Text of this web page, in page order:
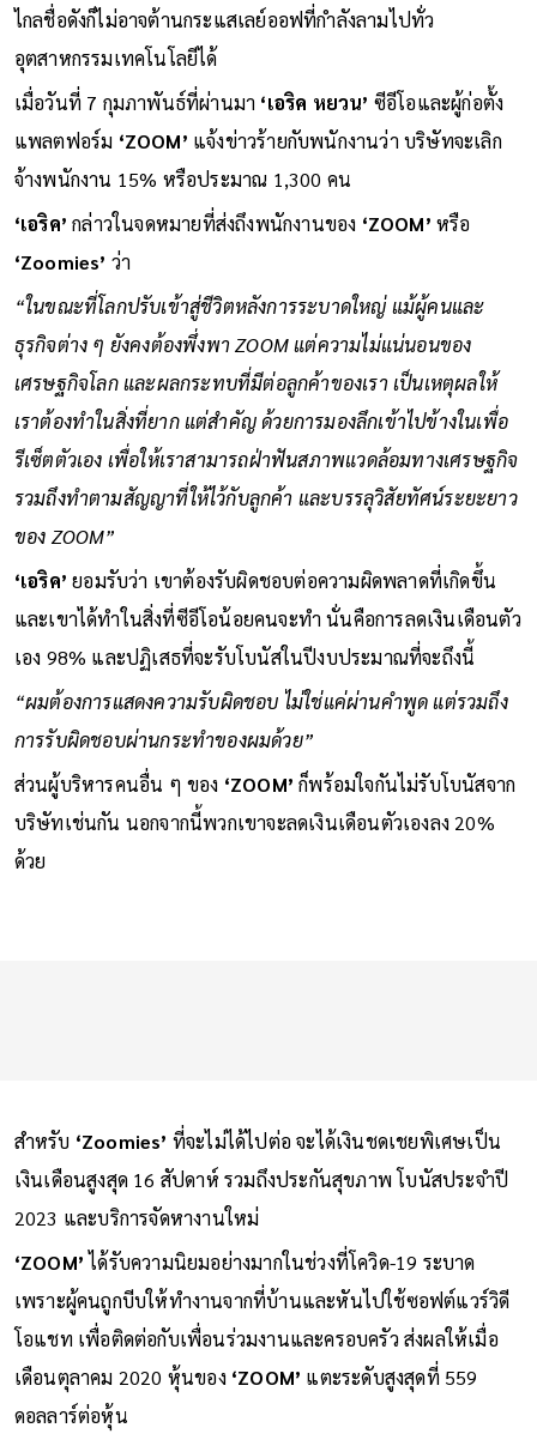
ไกลชื่อดังก็ไม่อาจต้านกระแสเลย์ออฟที่กำลังลามไปทั่ว
อุตสาหกรรมเทคโนโลยีได้
เมื่อวันที่ 7 กุมภาพันธ์ที่ผ่านมา ‘เอริค หยวน’ ซีอีโอและผู้ก่อตั้ง
แพลตฟอร์ม ‘ZOOM’ แจ้งข่าวร้ายกับพนักงานว่า บริษัทจะเลิก
จ้างพนักงาน 15% หรือประมาณ 1,300 คน
‘เอริค’ กล่าวในจดหมายที่ส่งถึงพนักงานของ ‘ZOOM’หรือ
‘Zoomies’ ว่า
“ในขณะที่โลกปรับเข้าสู่ชีวิตหลังการระบาดใหญ่ แม้ผู้คนและ
ธุรกิจต่าง ๆ ยังคงต้องพึ่งพา ZOOM แต่ความไม่แน่นอนของ
เศรษฐกิจโลก และผลกระทบที่มีต่อลูกค้าของเรา เป็นเหตุผลให้
เราต้องทำในสิ่งที่ยาก แต่สำคัญ ด้วยการมองลึกเข้าไปข้างในเพื่อ
รีเซ็ตตัวเอง เพื่อให้เราสามารถฝ่าฟันสภาพแวดล้อมทางเศรษฐกิจ
รวมถึงทำตามสัญญาที่ให้ไว้กับลูกค้า และบรรลุวิสัยทัศน์ระยะยาว
ของ ZOOM”
‘เอริค’ ยอมรับว่า เขาต้องรับผิดชอบต่อความผิดพลาดที่เกิดขึ้น
และเขาได้ทำในสิ่งที่ซีอีโอน้อยคนจะทำ นั่นคือการลดเงินเดือนตัว
เอง 98% และปฏิเสธที่จะรับโบนัสในปีงบประมาณที่จะถึงนี้
“ผมต้องการแสดงความรับผิดชอบ ไม่ใช่แค่ผ่านคำพูด แต่รวมถึง
การรับผิดชอบผ่านกระทำของผมด้วย”
ส่วนผู้บริหารคนอื่น ๆ ของ ‘ZOOM’ ก็พร้อมใจกันไม่รับโบนัสจาก
บริษัทเช่นกัน นอกจากนี้พวกเขาจะลดเงินเดือนตัวเองลง 20%
ด้วย
สำหรับ ‘Zoomies’ ที่จะไม่ได้ไปต่อ จะได้เงินชดเชยพิเศษเป็น
เงินเดือนสูงสุด 16 สัปดาห์ รวมถึงประกันสุขภาพ โบนัสประจำปี
2023 และบริการจัดหางานใหม่
‘ZOOM’ได้รับความนิยมอย่างมากในช่วงที่โควิด-19 ระบาด
เพราะผู้คนถูกบีบให้ทำงานจากที่บ้านและหันไปใช้ซอฟต์แวร์วิดี
โอแชท เพื่อติดต่อกับเพื่อนร่วมงานและครอบครัว ส่งผลให้เมื่อ
เดือนตุลาคม 2020 หุ้นของ ‘ZOOM’ แตะระดับสูงสุดที่ 559
ดอลลาร์ต่อหุ้น